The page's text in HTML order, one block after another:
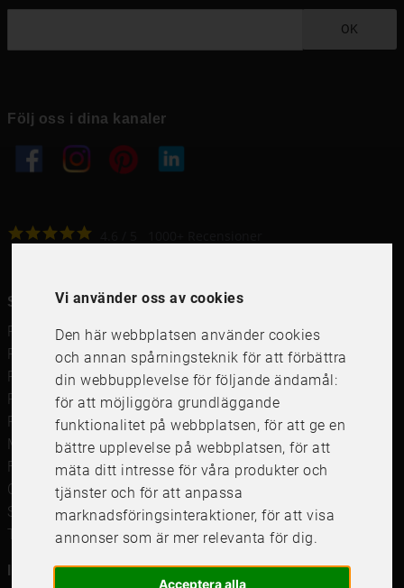
Vi använder oss av cookies
Den här webbplatsen använder cookies
och annan spårningsteknik för att förbättra
din webbupplevelse för följande ändamål:
för att möjliggöra grundläggande
funktionalitet på webbplatsen, för att ge en
bättre upplevelse på webbplatsen,för att
mäta ditt intresse för våra produkter och
tjänster och för att anpassa
marknadsföringsinteraktioner,för att visa
annonser som är mer relevanta för dig.
Acceptera alla
OK
Följ oss i dina kanaler
Snabblänkar
Ramar
Ramar till Samsung The Frame
Ramverkstad & inramning
Passepartout
Posters
Måttbeställd passepartout
Framkalla bilder
Canvastavla
Studentskylt och studentplakat
Tavelkrok
Information